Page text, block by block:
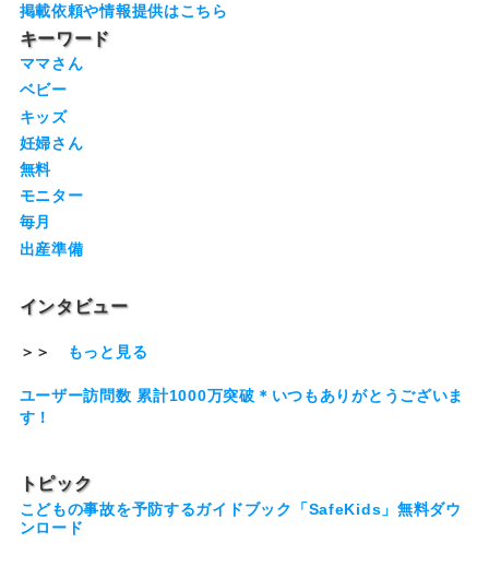
掲載依頼や情報提供はこちら
キーワード
ママさん
ベビー
キッズ
妊婦さん
無料
モニター
毎月
出産準備
インタビュー
＞＞ もっと見る
ユーザー訪問数 累計1000万突破＊いつもありがとうございま
す！
トピック
こどもの事故を予防するガイドブック「SafeKids」無料ダウ
ンロード